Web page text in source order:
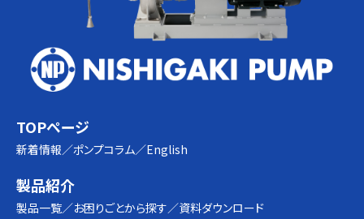
TOPページ
新着情報 ポンプコラム English
製品紹介
製品一覧 お困りごとから探す 資料ダウンロード